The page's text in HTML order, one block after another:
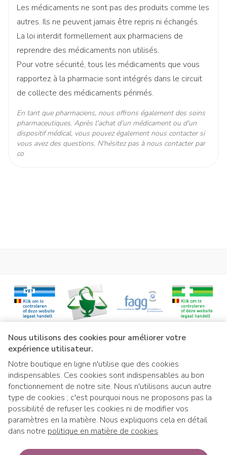
Nous utilisons des cookies pour améliorer votre
expérience utilisateur.
Notre boutique en ligne n'utilise que des cookies
indispensables. Ces cookies sont indispensables au bon
fonctionnement de notre site. Nous n'utilisons aucun autre
type de cookies ; c'est pourquoi nous ne proposons pas la
possibilité de refuser les cookies ni de modifier vos
paramètres en la matière. Nous expliquons cela en détail
dans notre politique en matière de cookies
Paquet
500
Ingrédients
Actifs
povidone iodée
Préservation
Température ambiante (15°C -
Les médicaments ne sont pas des produits comme les
autres. Ils ne peuvent jamais être repris ni échangés.
La loi interdit formellement aux pharmaciens de
reprendre des médicaments non utilisés.
Pour votre sécurité, tous les médicaments que vous
rapportez à la pharmacie sont intégrés dans le circuit
de collecte des médicaments périmés.
En tant que pharmaciens, nous offrons également des soins
pharmaceutiques. Après l'achat d'un médicament ou d'un
dispositif médical, vous pouvez également nous contacter si
vous avez des questions. N'hésitez pas à nous contacter par
co
Liens légaux
Si vous souhaitez retirer votre